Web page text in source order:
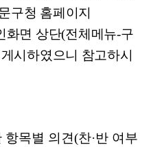
구청 홈페이지
화면 상단(전체메뉴-구
시하였으니 참고하시
항목별 의견(찬·반 여부